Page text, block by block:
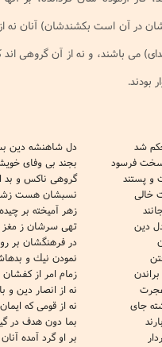
هجرت كنندگان (از مكّه) و نه از
كه در مدينه جاى داشته، و (پيش
دژم شد
فرمود
و مستند
و نيست عالى
گانند
دل پر از كين
گشادن
نهفتن
ستاندن
بصيرت
كرده بر پاى
و دارند
مگس وار